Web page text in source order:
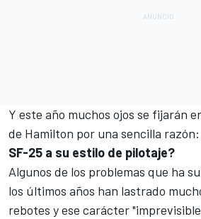
Y este año muchos ojos se fijarán
de Hamilton por una sencilla razón:
SF-25 a su estilo de pilotaje?
Algunos de los problemas que ha
los últimos años han lastrado
rebotes y ese carácter